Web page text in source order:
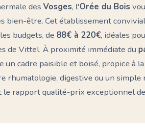
des Vosges, l'Orée du Bois
bien-être. Cet établissement
budgets, de 88€ à 220€, idéales
de Vittel. À proximité immédiate du
un cadre paisible et boisé, propice à
rhumatologie, digestive ou un simple
le rapport qualité-prix exceptionnel